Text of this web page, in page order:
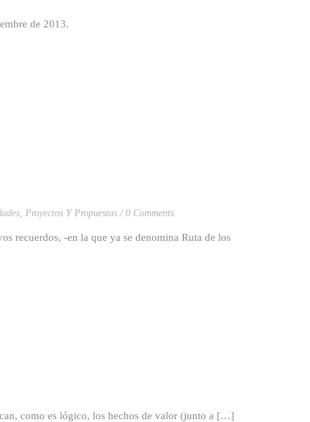
de 2013.
, Proyectos Y Propuestas 0 Comments
-en la que ya se denomina Ruta de los
como es lógico, los hechos de valor (junto a […]